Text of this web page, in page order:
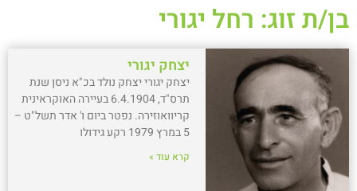
בן/ת זוג: רחל יגורי
יצחק יגורי
יצחק יגורי יצחק נולד בכ"א ניסן שנת
תרס"ד, 6.4.1904 בעיירה האוקראינית
קריוואוזירה. נפטר ביום ו' אדר תשל"ט –
5 במרץ 1979 רקע גידולו
קרא עוד »